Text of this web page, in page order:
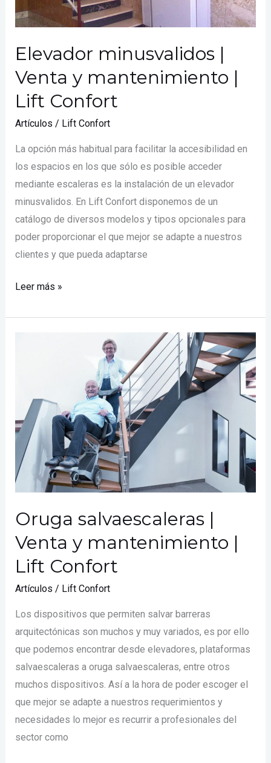
Elevador minusvalidos |
Venta y mantenimiento |
Lift Confort
Artículos / Lift Confort
La opción más habitual para facilitar la accesibilidad en
los espacios en los que sólo es posible acceder
mediante escaleras es la instalación de un elevador
minusvalidos. En Lift Confort disponemos de un
catálogo de diversos modelos y tipos opcionales para
poder proporcionar el que mejor se adapte a nuestros
clientes y que pueda adaptarse
Lift
Leer más »
Oruga salvaescaleras |
Venta y mantenimiento |
Lift Confort
Artículos / Lift Confort
Los dispositivos que permiten salvar barreras
arquitectónicas son muchos y muy variados, es por ello
que podemos encontrar desde elevadores, plataformas
salvaescaleras a oruga salvaescaleras, entre otros
muchos dispositivos. Así a la hora de poder escoger el
que mejor se adapte a nuestros requerimientos y
necesidades lo mejor es recurrir a profesionales del
sector como
mantenimiento
Lift
Confort